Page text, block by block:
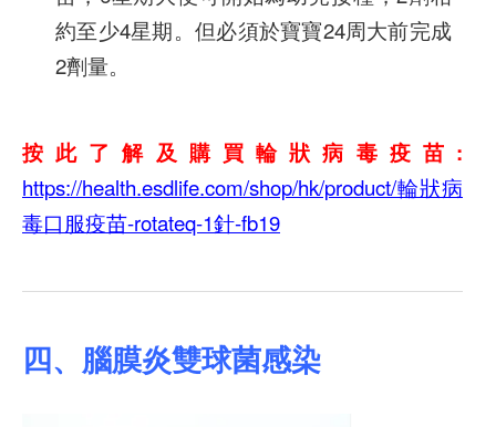
約至少4星期。但必須於寶寶24周大前完成
2劑量。
按此了解及購買輪狀病毒疫苗:
https://health.esdlife.com/shop/hk/product/輪狀病
毒口服疫苗-rotateq-1針-fb19
四、腦膜炎雙球菌感染